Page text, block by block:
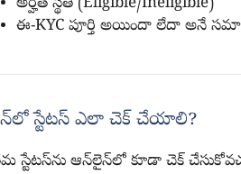
అర్హత స్థితి (Eligible/Ineligible)
ఈ-KYC పూర్తి అయిందా లేదా అనే
స్టేటస్ ఎలా చెక్ చేయాలి?
స్టేటస్‌ను ఆన్‌లైన్‌లో కూడా చెక్